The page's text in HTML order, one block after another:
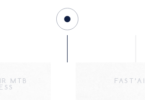
MTB